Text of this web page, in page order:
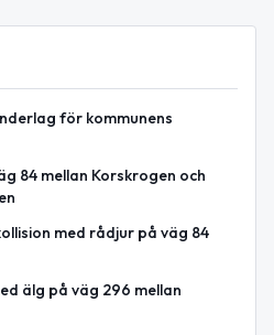
för kommunens
84 mellan Korskrogen och
med rådjur på väg 84
älg på väg 296 mellan